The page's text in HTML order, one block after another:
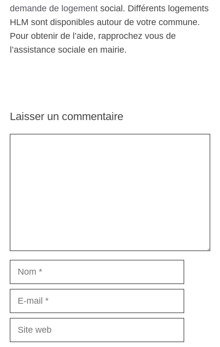
demande de logement social. Différents logements
HLM sont disponibles autour de votre commune.
Pour obtenir de l’aide, rapprochez vous de
l’assistance sociale en mairie.
Laisser un commentaire
Nom
Site